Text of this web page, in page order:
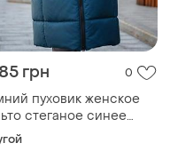
грн 0
пуховик женское
стеганое синее
цвет черный
42-58 50